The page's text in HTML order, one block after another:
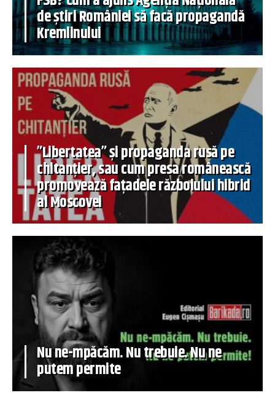
de știri României să facă propagandă
Kremlinului
”Libertatea” și propaganda rusă pe
chitanțier, sau cum presa românească
promovează fațadele războiului hibrid
al Moscovei
Nu ne-mpăcăm. Nu trebuie. Nu ne
putem permite